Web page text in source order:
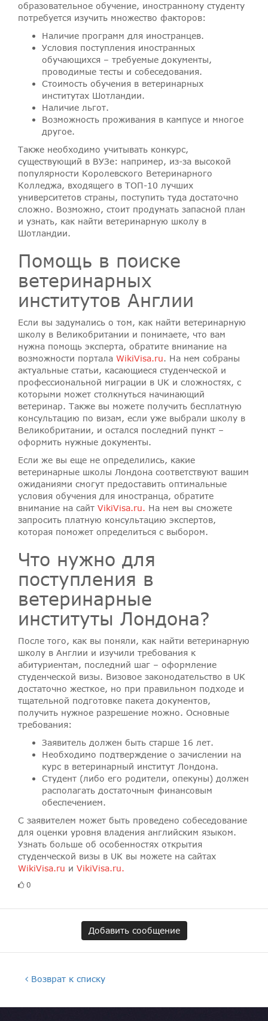
образовательное обучение, иностранному студенту
потребуется изучить множество факторов:
Наличие программ для иностранцев.
Условия поступления иностранных
обучающихся – требуемые документы,
проводимые тесты и собеседования.
Стоимость обучения в ветеринарных
институтах Шотландии.
Наличие льгот.
Возможность проживания в кампусе и многое
другое.
Также необходимо учитывать конкурс,
существующий в ВУЗе: например, из-за высокой
популярности Королевского Ветеринарного
Колледжа, входящего в ТОП-10 лучших
университетов страны, поступить туда достаточно
сложно. Возможно, стоит продумать запасной план
и узнать, как найти ветеринарную школу в
Шотландии.
Помощь в поиске
ветеринарных
институтов Англии
Если вы задумались о том, как найти ветеринарную
школу в Великобритании и понимаете, что вам
нужна помощь эксперта, обратите внимание на
возможности портала WikiVisa.ru. На нем собраны
актуальные статьи, касающиеся студенческой и
профессиональной миграции в UK и сложностях, с
которыми может столкнуться начинающий
ветеринар. Также вы можете получить бесплатную
консультацию по визам, если уже выбрали школу в
Великобритании, и остался последний пункт –
оформить нужные документы.
Если же вы еще не определились, какие
ветеринарные школы Лондона соответствуют вашим
ожиданиями смогут предоставить оптимальные
условия обучения для иностранца, обратите
внимание на сайт VikiVisa.ru. На нем вы сможете
запросить платную консультацию экспертов,
которая поможет определиться с выбором.
Что нужно для
поступления в
ветеринарные
институты Лондона?
После того, как вы поняли, как найти ветеринарную
школу в Англии и изучили требования к
абитуриентам, последний шаг – оформление
студенческой визы. Визовое законодательство в UK
достаточно жесткое, но при правильном подходе и
тщательной подготовке пакета документов,
получить нужное разрешение можно. Основные
требования:
Заявитель должен быть старше 16 лет.
Необходимо подтверждение о зачислении на
курс в ветеринарный институт Лондона.
Студент (либо его родители, опекуны) должен
располагать достаточным финансовым
обеспечением.
С заявителем может быть проведено собеседование
для оценки уровня владения английским языком.
Узнать больше об особенностях открытия
студенческой визы в UK вы можете на сайтах
WikiVisa.ru и VikiVisa.ru.
0
Добавить сообщение
Возврат к списку